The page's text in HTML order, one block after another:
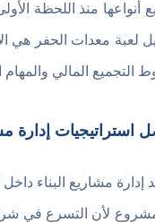
أنواعها منذ اللحظة
لعبة معدات الحفر هي
التجميع المالي
استراتيجيات إدارة
إدارة مشاريع البناء
لأن التسرع في